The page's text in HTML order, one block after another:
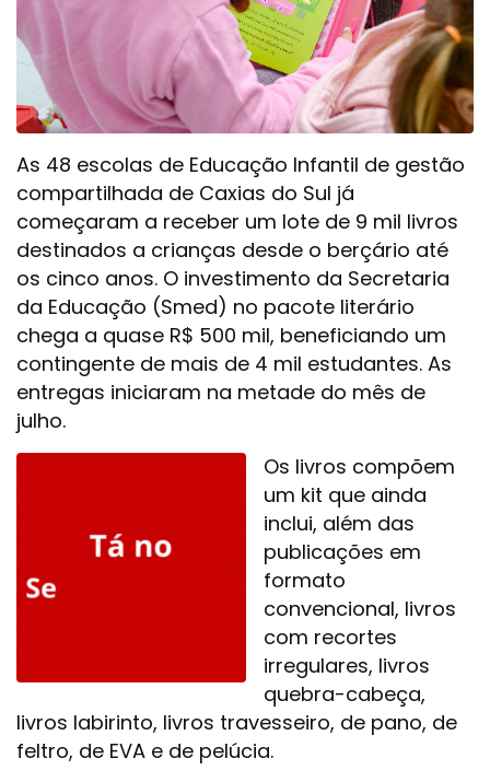
As 48 escolas de Educação Infantil de gestão
compartilhada de Caxias do Sul já
começaram a receber um lote de 9 mil livros
destinados a crianças desde o berçário até
os cinco anos. O investimento da Secretaria
da Educação (Smed) no pacote literário
chega a quase R$ 500 mil, beneficiando um
contingente de mais de 4 mil estudantes. As
entregas iniciaram na metade do mês de
julho.
Os livros compõem
um kit que ainda
inclui, além das
publicações em
formato
convencional, livros
com recortes
irregulares, livros
quebra-cabeça,
livros labirinto, livros travesseiro, de pano, de
feltro, de EVA e de pelúcia.